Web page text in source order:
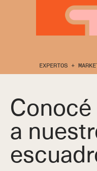
Ver Más
Ver Más
Ver Más
Ver Más
Equipo
Casos de
MD Marketing
Argentina
Maipú 939 Of.47,
EXPERTOS +
Conocé
a